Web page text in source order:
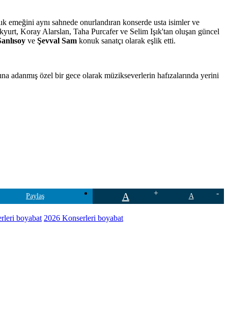
emeğini aynı sahnede onurlandıran konserde usta isimler ve
Koray Alarslan, Taha Purcafer ve Selim Işık'tan oluşan güncel
ve Şevval Sam konuk sanatçı olarak eşlik etti.
adanmış özel bir gece olarak müzikseverlerin hafızalarında yerini
Paylaş A A
boyabat 2026 Konserleri boyabat